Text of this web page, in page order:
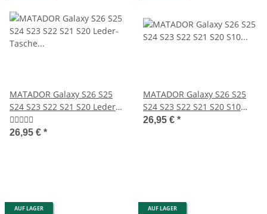
MATADOR Galaxy S26 S25
S24 S23 S22 S21 S20 Leder-
Tasche Schwarz
26,95 € *
MATADOR Galaxy S26 S25
S24 S23 S22 S21 S20 S10
Leder-Hülle Braun
26,95 € *
AUF LAGER AUF LAGER